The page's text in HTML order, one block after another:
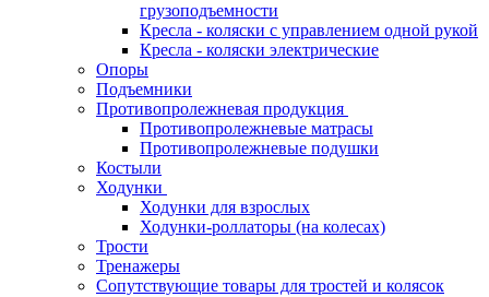
грузоподъемности
Кресла - коляски с управлением одной рукой
Кресла - коляски электрические
Опоры
Подъемники
Противопролежневая продукция
Противопролежневые матрасы
Противопролежневые подушки
Костыли
Ходунки
Ходунки для взрослых
Ходунки-роллаторы (на колесах)
Трости
Тренажеры
Сопутствующие товары для тростей и колясок